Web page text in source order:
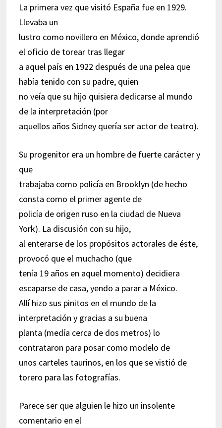
La primera vez que visitó España fue en 1929.
Llevaba un
lustro como novillero en México, donde aprendió
el oficio de torear tras llegar
a aquel país en 1922 después de una pelea que
había tenido con su padre, quien
no veía que su hijo quisiera dedicarse al mundo
de la interpretación (por
aquellos años Sidney quería ser actor de teatro).
Su progenitor era un hombre de fuerte carácter y
que
trabajaba como policía en Brooklyn (de hecho
consta como el primer agente de
policía de origen ruso en la ciudad de Nueva
York). La discusión con su hijo,
al enterarse de los propósitos actorales de éste,
provocó que el muchacho (que
tenía 19 años en aquel momento) decidiera
escaparse de casa, yendo a parar a México.
Allí hizo sus pinitos en el mundo de la
interpretación y gracias a su buena
planta (medía cerca de dos metros) lo
contrataron para posar como modelo de
unos carteles taurinos, en los que se vistió de
torero para las fotografías.
Parece ser que alguien le hizo un insolente
comentario en el